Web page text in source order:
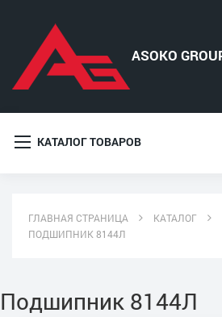
КАТАЛОГ ТОВАРОВ
ГЛАВНАЯ СТРАНИЦА КАТАЛОГ
ПОДШИПНИК 8144Л
Подшипник 8144Л